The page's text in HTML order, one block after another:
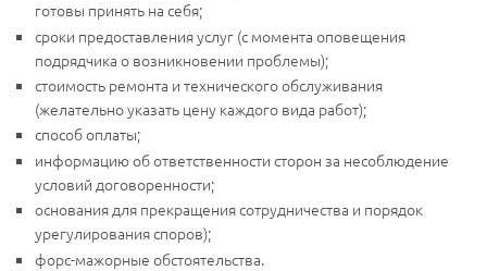
готовы принять на себя;
сроки предоставления услуг (с момента оповещения
подрядчика о возникновении проблемы);
стоимость ремонта и технического обслуживания
(желательно указать цену каждого вида работ);
способ оплаты;
информацию об ответственности сторон за несоблюдение
условий договоренности;
основания для прекращения сотрудничества и порядок
урегулирования споров);
форс-мажорные обстоятельства.